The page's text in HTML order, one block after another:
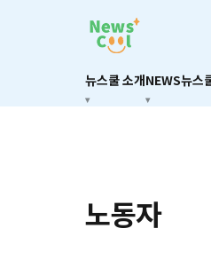
뉴스쿨 소개NEWS뉴스
노동자